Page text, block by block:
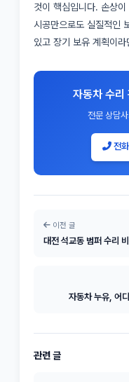
것이 핵심입니다. 손상
시공만으로도 실질적인
있고 장기 보유 계획이
자동차 수리
전문 상담
전
이전 글
대전 석교동 범퍼 수리
자동차 누유, 어
관련 글